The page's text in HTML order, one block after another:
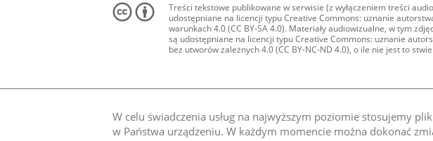
W celu świadczenia usług na najwyższym poziomie stosujemy
w Państwa urządzeniu. W każdym momencie można dokonać
Treści tekstowe publikowane w serwisie (z wyłączeniem treści
udostępniane na licencji typu Creative Commons: uznanie
warunkach 4.0 (CC BY-SA 4.0). Materiały audiowizualne, w tym
są udostępniane na licencji typu Creative Commons: uznanie
bez utworów zależnych 4.0 (CC BY-NC-ND 4.0), o ile nie jest to